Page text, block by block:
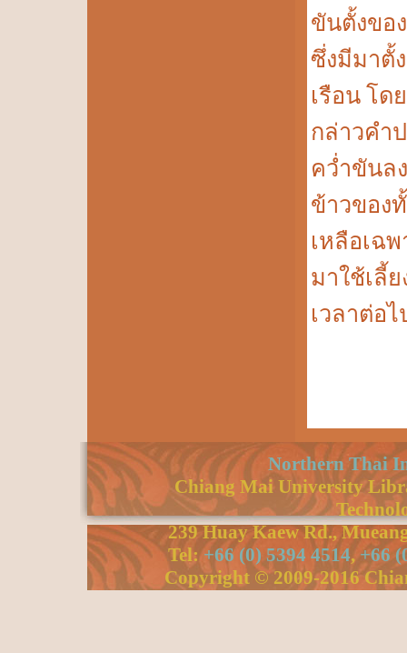
ขันตั้งขอ
ซึ่งมีมาตั้
เรือน โด
กล่าวคำ
คว่ำขันล
ข้าวของ
เหลือเฉ
มาใช้เลี้
เวลาต่อไ
Northern Thai
Chiang Mai University
239 Huay Kaew Rd.,
Tel:+66 (0) 5394 4514,+66
Copyright © 2009-2016